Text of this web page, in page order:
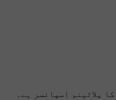
پلاٹینم اسپانسر ہے۔